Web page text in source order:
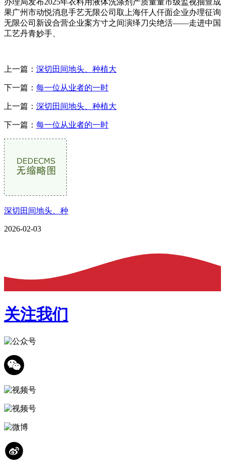
果广州市动悦消息手艺无限公司取上海仟人仟面企业办理征询
无限公司新设合营企业案方寸之间演绎刀尖绝活——走进中国
工艺丹青妙手、
上一篇： 深切田间地头、种植大
下一篇： 每一位从业者的一时
上一篇： 深切田间地头、种植大
下一篇： 每一位从业者的一时
深切田间地头、种
2026-02-03
关注我们